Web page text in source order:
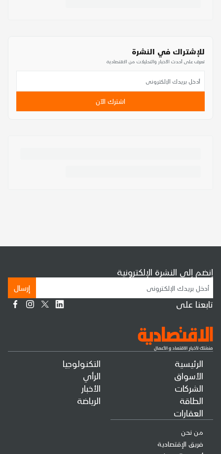
للإشتراك في النشرة
تعرف على أحدث الأخبار والتحليلات من الاقتصادية
اشترك الآن
الرئيسية
الأسواق
الشركات
الطاقة
العقارات
التكنولوجيا
الرأي
الأخبار
الرياضة
من نحن
فريق الإقتصادية
إنضم إلى النشرة الإلكترونية
إرسال
تابعنا على